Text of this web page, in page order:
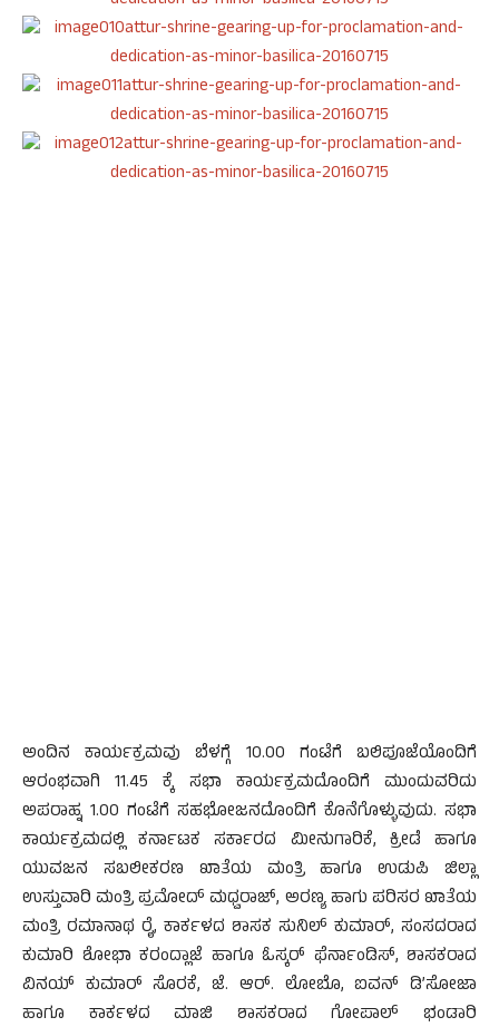
ಅಂದಿನ ಕಾರ್ಯಕ್ರಮವು ಬೆಳಗ್ಗೆ 10.00 ಗಂಟೆಗೆ ಬಲಿಪೂಜೆಯೊಂದಿಗೆ
ಆರಂಭವಾಗಿ 11.45 ಕ್ಕೆ ಸಭಾ ಕಾರ್ಯಕ್ರಮದೊಂದಿಗೆ ಮುಂದುವರಿದು
ಅಪರಾಹ್ನ 1.00 ಗಂಟೆಗೆ ಸಹಭೋಜನದೊಂದಿಗೆ ಕೊನೆಗೊಳ್ಳುವುದು. ಸಭಾ
ಕಾರ್ಯಕ್ರಮದಲ್ಲಿ ಕರ್ನಾಟಕ ಸರ್ಕಾರದ ಮೀನುಗಾರಿಕೆ, ಕ್ರೀಡೆ ಹಾಗೂ
ಯುವಜನ ಸಬಲೀಕರಣ ಖಾತೆಯ ಮಂತ್ರಿ ಹಾಗೂ ಉಡುಪಿ ಜಿಲ್ಲಾ
ಉಸ್ತುವಾರಿ ಮಂತ್ರಿ ಪ್ರಮೋದ್ ಮಧ್ವರಾಜ್, ಅರಣ್ಯ ಹಾಗು ಪರಿಸರ ಖಾತೆಯ
ಮಂತ್ರಿ ರಮಾನಾಥ ರೈ, ಕಾರ್ಕಳದ ಶಾಸಕ ಸುನಿಲ್ ಕುಮಾರ್, ಸಂಸದರಾದ
ಕುಮಾರಿ ಶೋಭಾ ಕರಂದ್ಲಾಜೆ ಹಾಗೂ ಓಸ್ಕರ್ ಫೆರ್ನಾಂಡಿಸ್, ಶಾಸಕರಾದ
ವಿನಯ್ ಕುಮಾರ್ ಸೊರಕೆ, ಜೆ. ಆರ್. ಲೋಬೊ, ಐವನ್ ಡಿ’ಸೋಜಾ
ಹಾಗೂ ಕಾರ್ಕಳದ ಮಾಜಿ ಶಾಸಕರಾದ ಗೋಪಾಲ್ ಭಂಡಾರಿ